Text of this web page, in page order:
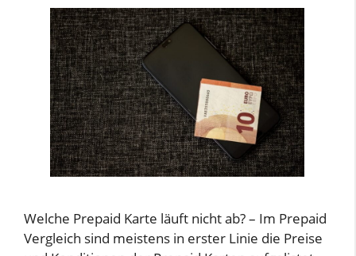
Welche Prepaid Karte läuft nicht ab? – Im Prepaid
Vergleich sind meistens in erster Linie die Preise